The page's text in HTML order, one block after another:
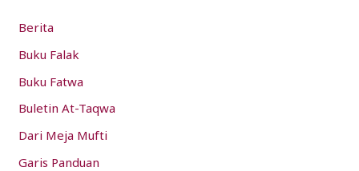
f
o
r
:
Berita
Buku Falak
Buku Fatwa
Buletin At-Taqwa
Dari Meja Mufti
Garis Panduan